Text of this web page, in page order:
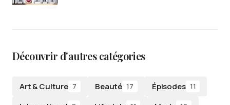
Découvrir d'autres catégories
Art & Culture 7 Beauté 17 Épisodes 11